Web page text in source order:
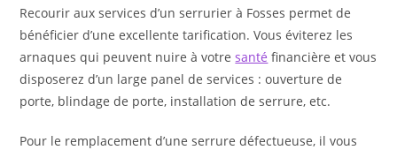
Recourir aux services d’un serrurier à Fosses permet de
bénéficier d’une excellente tarification. Vous éviterez les
arnaques qui peuvent nuire à votresanté financière et vous
disposerez d’un large panel de services : ouverture de
porte, blindage de porte, installation de serrure, etc.
Pour le remplacement d’une serrure défectueuse, il vous